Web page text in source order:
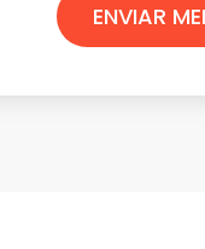
ENVIAR